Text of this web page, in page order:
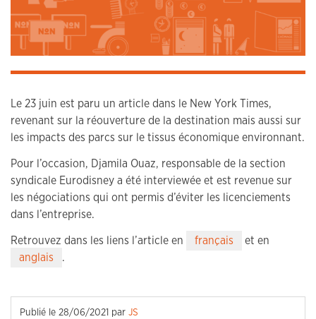
Le 23 juin est paru un article dans le New York Times,
revenant sur la réouverture de la destination mais aussi sur
les impacts des parcs sur le tissus économique environnant.
Pour l’occasion, Djamila Ouaz, responsable de la section
syndicale Eurodisney a été interviewée et est revenue sur
les négociations qui ont permis d’éviter les licenciements
dans l’entreprise.
Retrouvez dans les liens l’article en français
et en
anglais
.
Publié le 28/06/2021 par JS